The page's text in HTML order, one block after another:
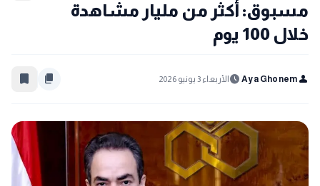
مسبوق: أكثر من مليار مشاهدة
خلال 100 يوم
person
Aya Ghonem
schedule الأربعاء 3 يونيو 2026 content_copy
bookmark_border